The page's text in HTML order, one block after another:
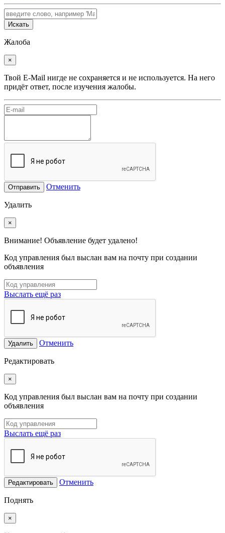
Искать
Жалоба
×
Твой E-Mail нигде не сохраняется и не используется. На него
придёт ответ, после изучения жалобы.
Отправить Отменить
Удалить
×
Внимание! Объявление будет удалено!
Код управления был выслан вам на почту при создании
объявления
Выслать ещё раз
Удалить Отменить
Редактировать
×
Код управления был выслан вам на почту при создании
объявления
Выслать ещё раз
Редактировать Отменить
Поднять
×